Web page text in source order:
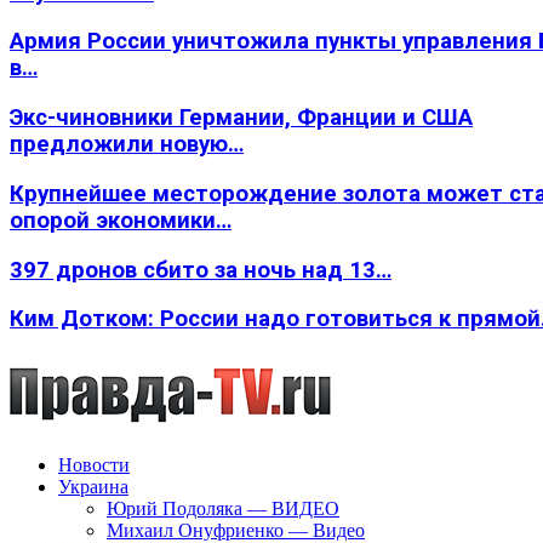
Армия России уничтожила пункты
в…
Экс-чиновники Германии, Франции и США
предложили новую…
Крупнейшее месторождение золота может
опорой экономики…
397 дронов сбито за ночь над 13…
Ким Дотком: России надо готовиться к
Новости
Украина
Юрий Подоляка — ВИДЕО
Михаил Онуфриенко — Видео